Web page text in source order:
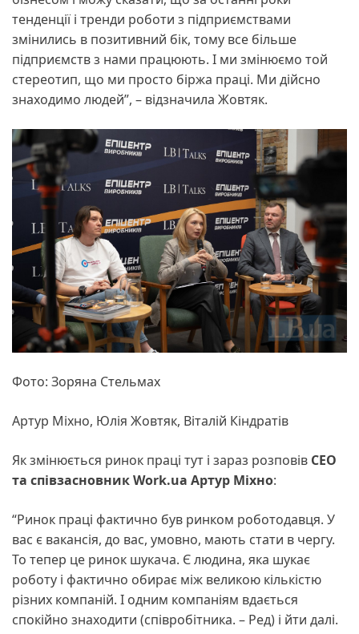
тенденції і тренди роботи з підприємствами
змінились в позитивний бік, тому все більше
підприємств з нами працюють. І ми змінюємо той
стереотип, що ми просто біржа праці. Ми дійсно
знаходимо людей”, – відзначила Жовтяк.
Фото: Зоряна Стельмах
Артур Міхно, Юлія Жовтяк, Віталій Кіндратів
Як змінюється ринок праці тут і зараз розповів CEO
та співзасновник Work.ua Артур Міхно:
“Ринок праці фактично був ринком роботодавця. У
вас є вакансія, до вас, умовно, мають стати в чергу.
То тепер це ринок шукача. Є людина, яка шукає
роботу і фактично обирає між великою кількістю
різних компаній. І одним компаніям вдається
спокійно знаходити (співробітника. – Ред) і йти далі.